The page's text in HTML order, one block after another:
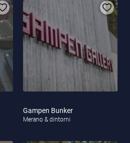
Gampen Bunker
Merano & dintorni